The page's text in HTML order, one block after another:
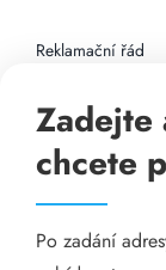
Reklamační řád
Připojení k
Odkazy
Katalog A-
Zadejte
chcete
Po zadání